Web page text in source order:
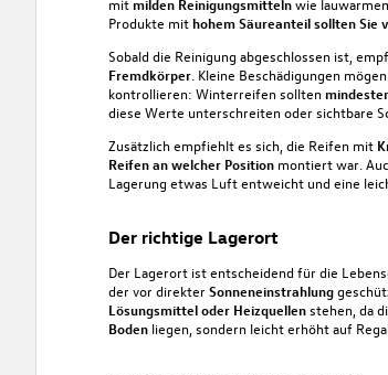
Produkte mithohem Säureanteil sollten Sie
Sobald die Reinigung abgeschlossen ist,
Fremdkörper. Kleine Beschädigungen
kontrollieren: Winterreifensollten
diese Werte unterschreiten oder sichtbare
Zusätzlich empfiehlt es sich, die Reifen mit
Reifen an welcher Positionmontiert war.
Lagerung etwas Luft entweicht und eine
Der richtige Lagerort
Der Lagerort ist entscheidend für die
der vor direkter Sonneneinstrahlung
Lösungsmittel oder Heizquellen stehen, da
Boden liegen, sondern leicht erhöht auf